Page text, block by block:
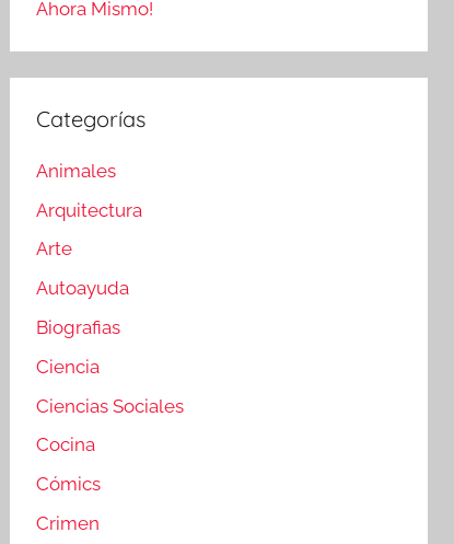
Ahora Mismo!
Categorías
Animales
Arquitectura
Arte
Autoayuda
Biografias
Ciencia
Ciencias Sociales
Cocina
Cómics
Crimen